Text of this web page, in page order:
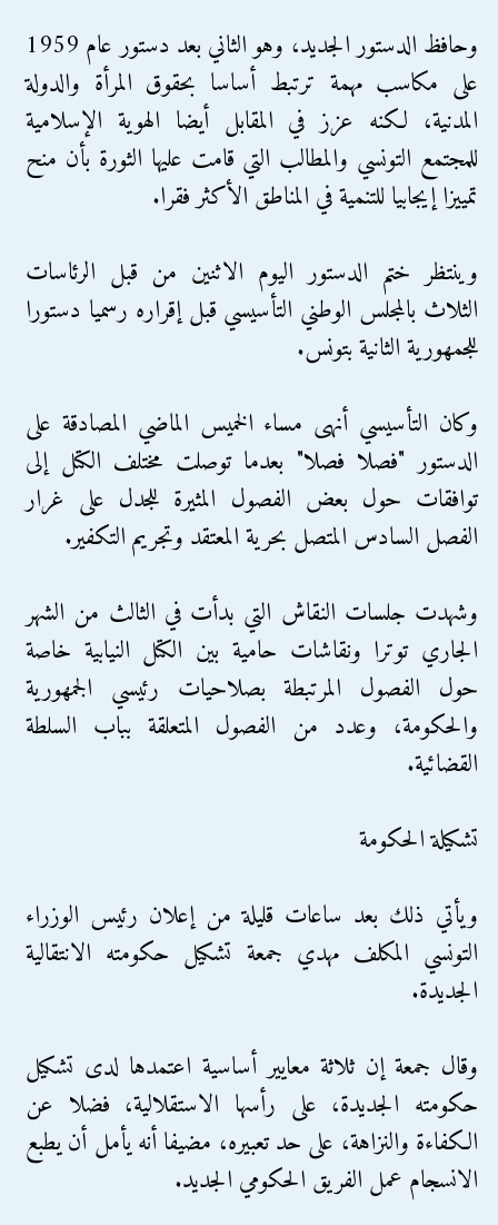
وحافظ الدستور الجديد، وهو الثاني بعد دستور عام 1959
على مكاسب مهمة ترتبط أساسا بحقوق المرأة والدولة
المدنية، لكنه عزز في المقابل أيضا الهوية الإسلامية
للمجتمع التونسي والمطالب التي قامت عليها الثورة بأن منح
تمييزا إيجابيا للتنمية في المناطق الأكثر فقرا.
وينتظر ختم الدستور اليوم الاثنين من قبل الرئاسات
الثلاث بالمجلس الوطني التأسيسي قبل إقراره رسميا دستورا
للجمهورية الثانية بتونس.
وكان التأسيسي أنهى مساء الخميس الماضي المصادقة على
الدستور "فصلا فصلا" بعدما توصلت مختلف الكتل إلى
توافقات حول بعض الفصول المثيرة للجدل على غرار
الفصل السادس المتصل بحرية المعتقد وتجريم التكفير.
وشهدت جلسات النقاش التي بدأت في الثالث من الشهر
الجاري توترا ونقاشات حامية بين الكتل النيابية خاصة
حول الفصول المرتبطة بصلاحيات رئيسي الجمهورية
والحكومة، وعدد من الفصول المتعلقة بباب السلطة
القضائية.
تشكيلة الحكومة
ويأتي ذلك بعد ساعات قليلة من إعلان رئيس الوزراء
التونسي المكلف مهدي جمعة تشكيل حكومته الانتقالية
الجديدة.
وقال جمعة إن ثلاثة معايير أساسية اعتمدها لدى تشكيل
حكومته الجديدة، على رأسها الاستقلالية، فضلا عن
الكفاءة والنزاهة، على حد تعبيره، مضيفا أنه يأمل أن يطبع
الانسجام عمل الفريق الحكومي الجديد.